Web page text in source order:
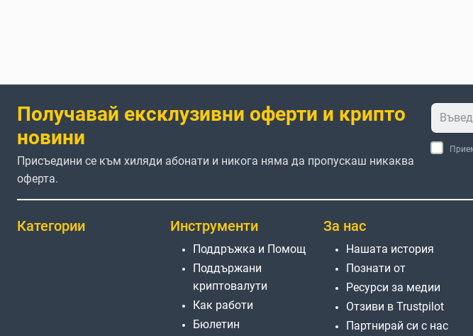
Получавай ексклузивни оферти и крипто
новини
Присъедини се към хиляди абонати и никога няма да пропускаш никаква
оферта.
Категории Инструменти
Поддръжка и Помощ
Поддържани
криптовалути
Как работи
Бюлетин
За нас
Нашата история
Познати от
Ресурси за медии
Отзиви в Trustpilot
Партнирай си с нас